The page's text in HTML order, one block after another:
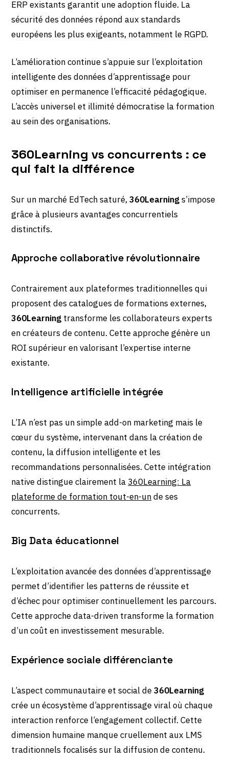
ERP existants garantit une adoption fluide. La
sécurité des données répond aux standards
européens les plus exigeants, notamment le RGPD.
L’amélioration continue s’appuie sur l’exploitation
intelligente des données d’apprentissage pour
optimiser en permanence l’efficacité pédagogique.
L’accès universel et illimité démocratise la formation
au sein des organisations.
360Learning vs concurrents : ce
qui fait la différence
Sur un marché EdTech saturé,360Learnings’impose
grâce à plusieurs avantages concurrentiels
distinctifs.
Approche collaborative révolutionnaire
Contrairement aux plateformes traditionnelles qui
proposent des catalogues de formations externes,
360Learning transforme les collaborateurs experts
en créateurs de contenu. Cette approche génère un
ROI supérieur en valorisant l’expertise interne
existante.
Intelligence artificielle intégrée
L’IA n’est pas un simple add-on marketing mais le
cœur du système, intervenant dans la création de
contenu, la diffusion intelligente et les
recommandations personnalisées. Cette intégration
native distingue clairement la 360Learning: La
plateforme de formation tout-en-unde ses
concurrents.
Big Data éducationnel
L’exploitation avancée des données d’apprentissage
permet d’identifier les patterns de réussite et
d’échec pour optimiser continuellement les parcours.
Cette approche data-driven transforme la formation
d’un coût en investissement mesurable.
Expérience sociale différenciante
L’aspect communautaire et social de360Learning
crée un écosystème d’apprentissage viral où chaque
interaction renforce l’engagement collectif. Cette
dimension humaine manque cruellement aux LMS
traditionnels focalisés sur la diffusion de contenu.